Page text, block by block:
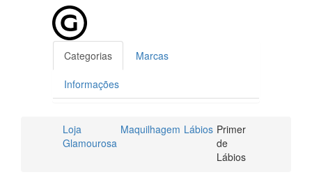
Categorias Marcas
Informações
Loja
Glamourosa
Maquilhagem Lábios Primer
de
Lábios